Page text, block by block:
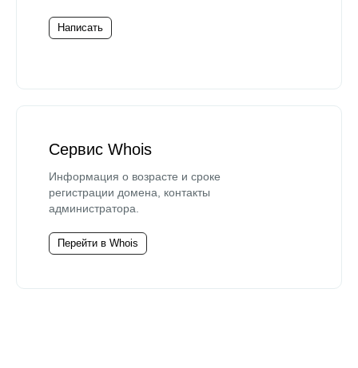
Написать
Сервис Whois
Информация о возрасте и сроке
регистрации домена, контакты
администратора.
Перейти в Whois